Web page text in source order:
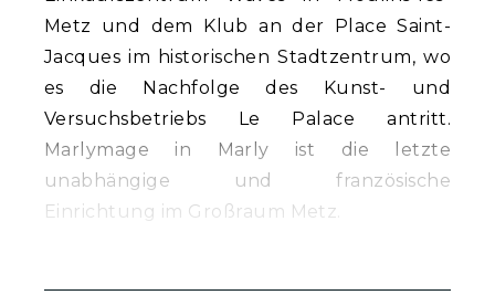
Metz und dem Klub an der Place Saint-
Jacques im historischen Stadtzentrum, wo
es die Nachfolge des Kunst- und
Versuchsbetriebs Le Palace antritt.
Marlymage in Marly ist die letzte
unabhängige und französische
Einrichtung im Großraum Metz.